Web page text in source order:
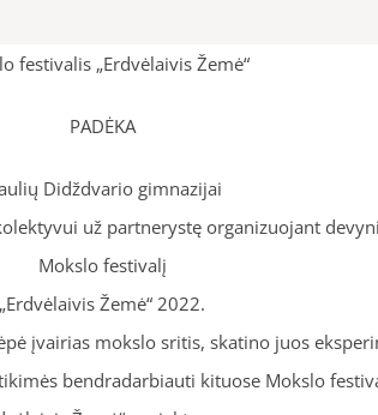
festivalis „Erdvėlaivis Žemė“
PADĖKA
Didždvario gimnazijai
už partnerystę organizuojant
Mokslo festivalį
„Erdvėlaivis Žemė“ 2022.
įvairias mokslo sritis, skatino juos
bendradarbiauti kituose Mokslo